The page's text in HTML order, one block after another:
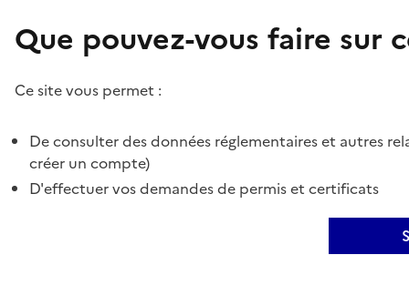
Que pouvez-vous faire sur
Ce site vous permet :
De consulter des données réglementaires et autres
créer un compte)
D'effectuer vos demandes de permis et certificats